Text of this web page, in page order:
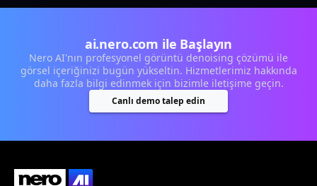
ai.nero.com ile Başlayın
Nero AI'nın profesyonel görüntü denoising çözümü ile
görsel içeriğinizi bugün yükseltin. Hizmetlerimiz hakkında
daha fazla bilgi edinmek için bizimle iletişime geçin.
Canlı demo talep edin